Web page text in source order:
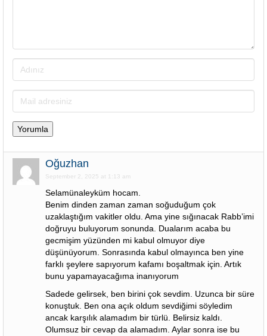
Oğuzhan
September 2, 2025 at 1:13 am
Selamünaleyküm hocam.
Benim dinden zaman zaman soğuduğum çok
uzaklaştığım vakitler oldu. Ama yine sığınacak Rabb’imi
doğruyu buluyorum sonunda. Dualarım acaba bu
gecmişim yüzünden mi kabul olmuyor diye
düşünüyorum. Sonrasında kabul olmayınca ben yine
farklı şeylere sapıyorum kafamı boşaltmak için. Artık
bunu yapamayacağıma inanıyorum
Sadede gelirsek, ben birini çok sevdim. Uzunca bir süre
konuştuk. Ben ona açık oldum sevdiğimi söyledim
ancak karşılık alamadım bir türlü. Belirsiz kaldı.
Olumsuz bir cevap da alamadım. Aylar sonra ise bu